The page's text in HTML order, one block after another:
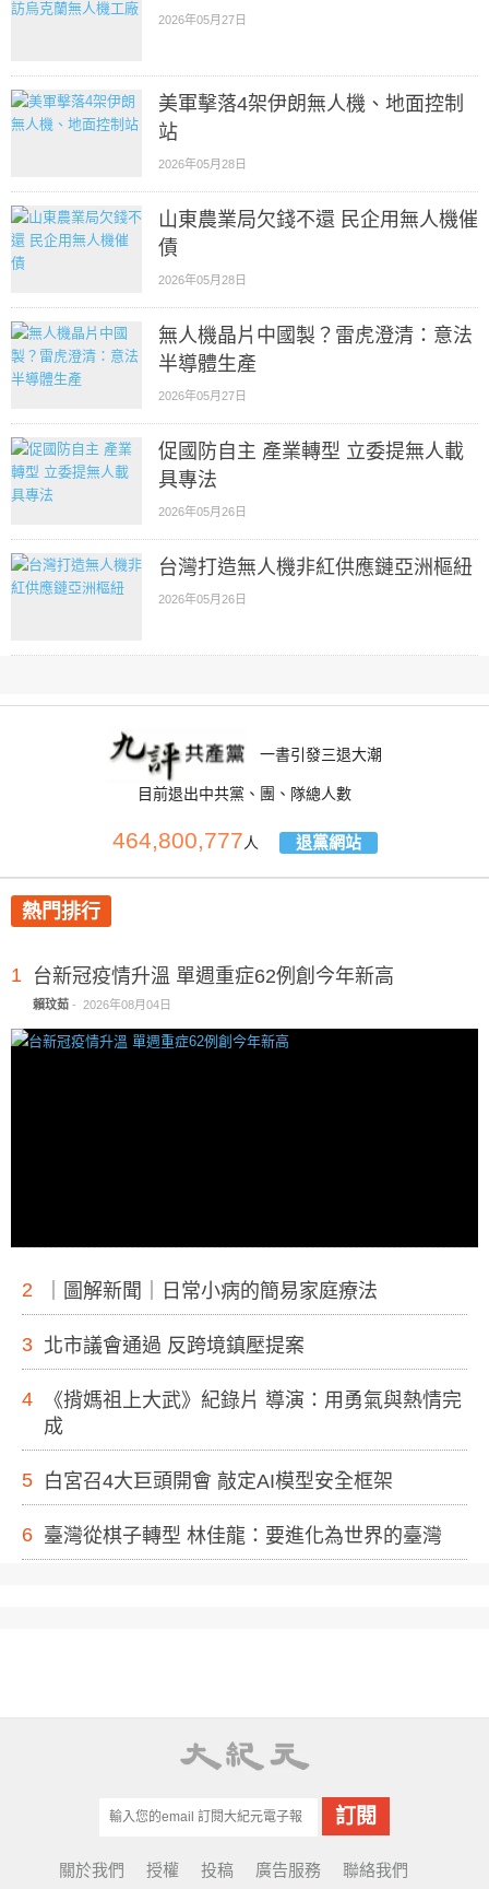
2026年05月27日
美軍擊落4架伊朗無人機、地面控制
站
2026年05月28日
山東農業局欠錢不還 民企用無人機催
債
2026年05月28日
無人機晶片中國製？雷虎澄清：意法
半導體生產
2026年05月27日
促國防自主 產業轉型 立委提無人載
具專法
2026年05月26日
台灣打造無人機非紅供應鏈亞洲樞紐
2026年05月26日
一書引發三退大潮
目前退出中共黨、團、隊總人數
464,800,777人 退黨網站
熱門排行
1 台新冠疫情升溫 單週重症62例創今年新高
賴玟茹 - 2026年08月04日
2 ｜圖解新聞｜日常小病的簡易家庭療法
3 北市議會通過 反跨境鎮壓提案
4
《揹媽祖上大武》紀錄片 導演：用勇氣與熱情完
成
5 白宮召4大巨頭開會 敲定AI模型安全框架
6 臺灣從棋子轉型 林佳龍：要進化為世界的臺灣
關於我們 授權 投稿 廣告服務 聯絡我們